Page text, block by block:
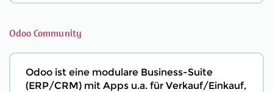
Odoo Community
Odoo ist eine modulare Business-Suite
(ERP/CRM) mit Apps u.a. für Verkauf/Einkauf,